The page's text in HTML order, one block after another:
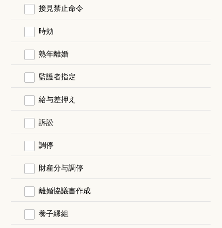
接見禁止命令
時効
熟年離婚
監護者指定
給与差押え
訴訟
調停
財産分与調停
離婚協議書作成
養子縁組